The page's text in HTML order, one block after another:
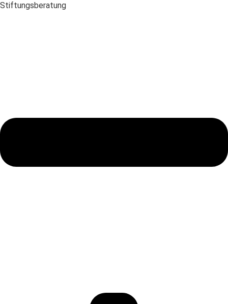
Stiftungsberatung